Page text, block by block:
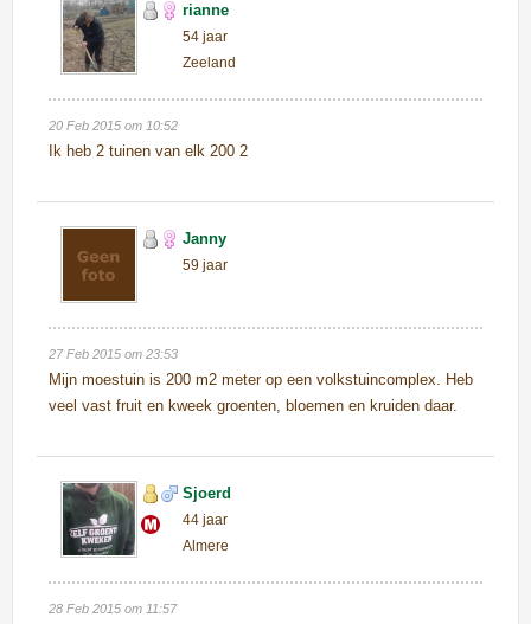
rianne
54 jaar
Zeeland
20 Feb 2015 om 10:52
Ik heb 2 tuinen van elk 200 2
Janny
59 jaar
27 Feb 2015 om 23:53
Mijn moestuin is 200 m2 meter op een volkstuincomplex. Heb
veel vast fruit en kweek groenten, bloemen en kruiden daar.
Sjoerd
44 jaar
Almere
28 Feb 2015 om 11:57